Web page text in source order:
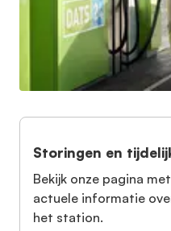
Storingen en
Bekijk onze pagina
actuele informatie
het station.